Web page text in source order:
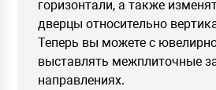
горизонтали, а также
дверцы относительно
Теперь вы можете с
выставлять межплиточные
направлениях.